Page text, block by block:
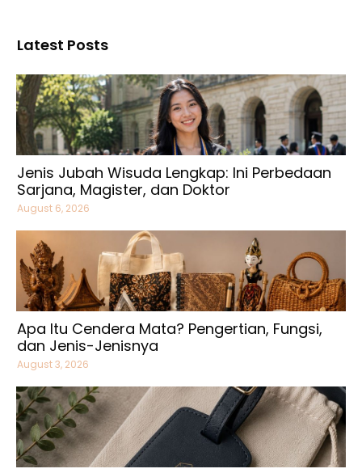
Latest Posts
Jenis Jubah Wisuda Lengkap: Ini Perbedaan
Sarjana, Magister, dan Doktor
August 6, 2026
Apa Itu Cendera Mata? Pengertian, Fungsi,
dan Jenis-Jenisnya
August 3, 2026